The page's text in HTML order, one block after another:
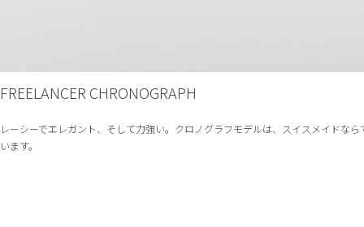
FREELANCER CHRONOGRAPH
レーシーでエレガント、そして力強い。クロノグラフモデルは、スイスメイドな
います。